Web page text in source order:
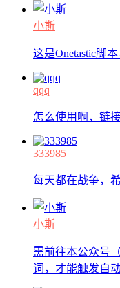
小斯
这是Onetastic脚
qqq
怎么使用啊，链
333985
每天都在战争，
小斯
需前往本公众号
词，才能触发自